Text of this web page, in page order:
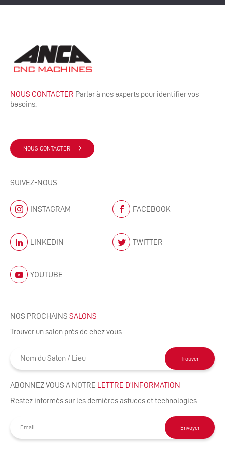
NOUS CONTACTER Parler à nos experts pour identifier vos
besoins.
NOUS CONTACTER
SUIVEZ-NOUS
INSTAGRAM FACEBOOK
LINKEDIN TWITTER
YOUTUBE
NOS PROCHAINS SALONS
Trouver un salon près de chez vous
Trouver
ABONNEZ VOUS A NOTRE
LETTRE D’INFORMATION
Restez informés sur les dernières astuces et technologies
Envoyer